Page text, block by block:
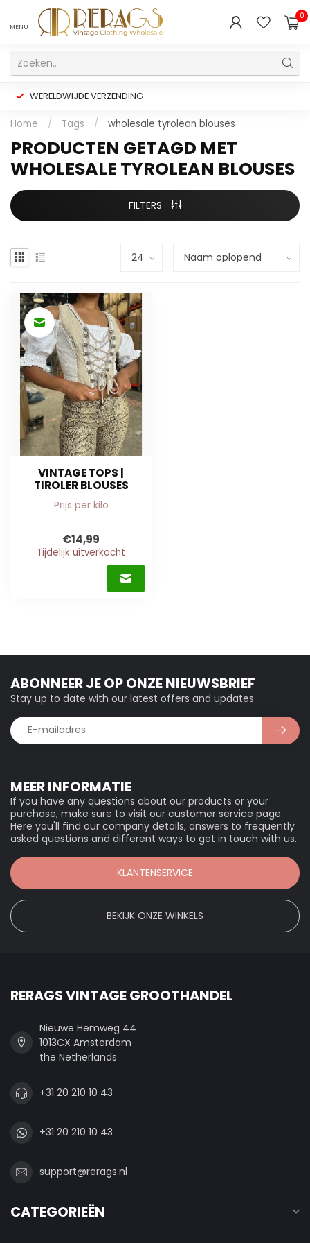
MENU
0
WERELDWIJDE VERZENDING
Home / Tags / wholesale tyrolean blouses
PRODUCTEN GETAGD MET
WHOLESALE TYROLEAN BLOUSES
FILTERS
VINTAGE TOPS |
TIROLER BLOUSES
Prijs per kilo
€14,99
Tijdelijk uitverkocht
MEER INFORMATIE
If you have any questions about our products or your
purchase, make sure to visit our customer service page.
Here you'll find our company details, answers to frequently
asked questions and different ways to get in touch with us.
KLANTENSERVICE
BEKIJK ONZE WINKELS
ABONNEER JE OP ONZE NIEUWSBRIEF
Stay up to date with our latest offers and updates
RERAGS VINTAGE GROOTHANDEL
Nieuwe Hemweg 44
1013CX Amsterdam
the Netherlands
+31 20 210 10 43
+31 20 210 10 43
support@rerags.nl
CATEGORIEËN